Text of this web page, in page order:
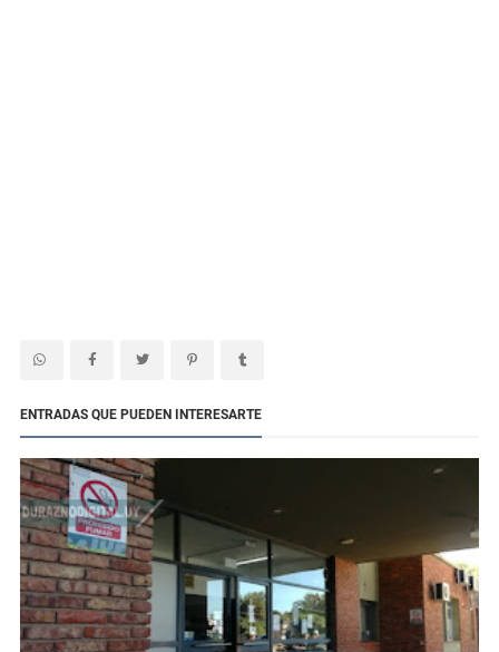
ENTRADAS QUE PUEDEN INTERESARTE